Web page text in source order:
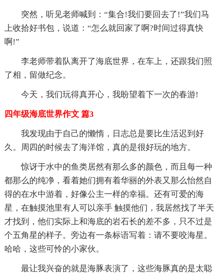
突然，听见老师喊到：“集合!我们要回去了!”我们马
上收拾好书包，说道：“怎么就回家了啊?时间过得真快
啊!”
李老师带着队离开了海底世界，在车上，还跟我们照
了相，留做纪念。
今天，我们玩得真开心，我盼望着下一次的春游!
四年级海底世界作文 篇3
我发现由于自己的懒惰，日志总是要比生活迟到好
久。周四的时候去了海洋馆，真的是很好玩的地方。
惊讶于水中的鱼类居然有那么多的颜色，而且每一种
都那么的纯净，看着她们拥有着华丽的外表又那么怡然自
得的在水中游着，好像公主一样的幸福。还有可爱的海
星，在触摸池里有人可以亲手 触摸他们，我居然找了半天
才找到，他们实际上和海底的岩石长的差不多，只不过是
个五角星的样子。旁边有一条标语写着：请不要咬海星。
哈哈，这些可怜的小家伙。
最让我兴奋的就是海豚表演了，这些海豚真的是太聪